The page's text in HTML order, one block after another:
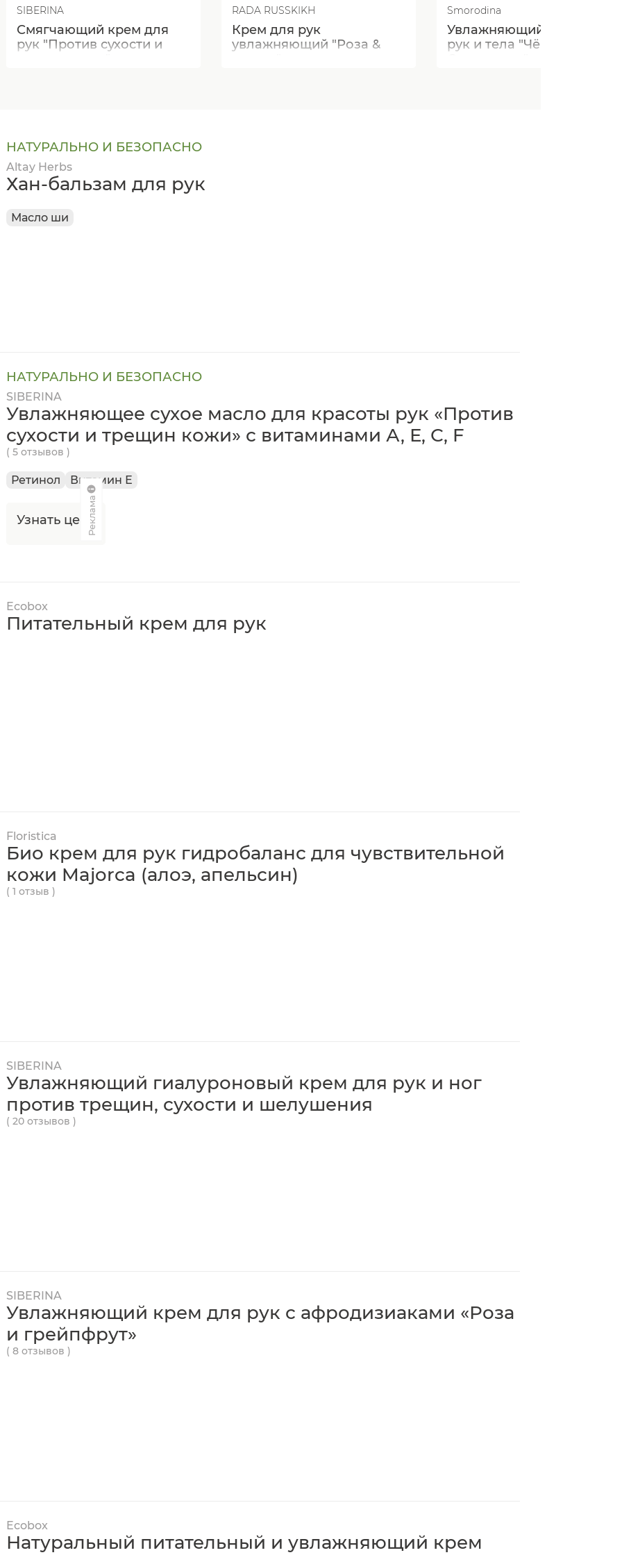
SIBERINA
Смягчающий крем для
рук "Против сухости и
RADA RUSSKIKH
Крем для рук
увлажняющий "Роза &
Smorodina
Увлажняющий крем для
рук и тела "Чёрная
НАТУРАЛЬНО И БЕЗОПАСНО
Altay Herbs
Хан-бальзам для рук
Масло ши
НАТУРАЛЬНО И БЕЗОПАСНО
SIBERINA
Увлажняющее сухое масло для красоты рук «Против
сухости и трещин кожи» с витаминами А, Е, С, F
( 5 отзывов )
Ретинол Витамин Е
Узнать цену
Реклама
Ecobox
Питательный крем для рук
Floristica
Био крем для рук гидробаланс для чувствительной
кожи Majorca (алоэ, апельсин)
( 1 отзыв )
SIBERINA
Увлажняющий гиалуроновый крем для рук и ног
против трещин, сухости и шелушения
( 20 отзывов )
SIBERINA
Увлажняющий крем для рук с афродизиаками «Роза
и грейпфрут»
( 8 отзывов )
Ecobox
Натуральный питательный и увлажняющий крем